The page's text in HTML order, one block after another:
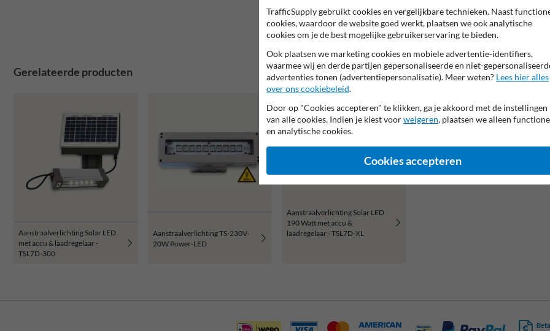
Gerelateerde producten
Aanstraalverlichting Solar LED
met accu & laadregelaar -
TSL7D-300
Aanstraalverlichting TS-230V-
20W Power-LED
Aanstraalverlichting Solar LED
190 Watt met accu &
laadregelaar - TSL7D-XL
TrafficSupply gebruikt cookies en vergelijkbare technieken. Naast
cookies, waardoor de website goed werkt, plaatsen we ook analytische
cookies om je de best mogelijke gebruikerservaring te bieden.
Ook plaatsen we marketing cookies en mobiele advertentie-identifiers,
waarmee wij en derde partijen gepersonaliseerde en niet-
advertenties tonen (advertentiepersonalisatie). Meer weten? Lees hier alles
over ons cookiebeleid.
Door op "Cookies accepteren" te klikken, ga je akkoord met de instellingen
van alle cookies. Indien je kiest voorweigeren, plaatsen we alleen
en analytische cookies.
Cookies accepteren